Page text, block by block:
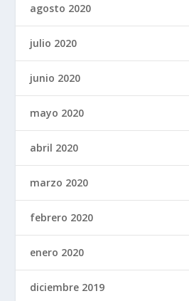
agosto 2020
julio 2020
junio 2020
mayo 2020
abril 2020
marzo 2020
febrero 2020
enero 2020
diciembre 2019